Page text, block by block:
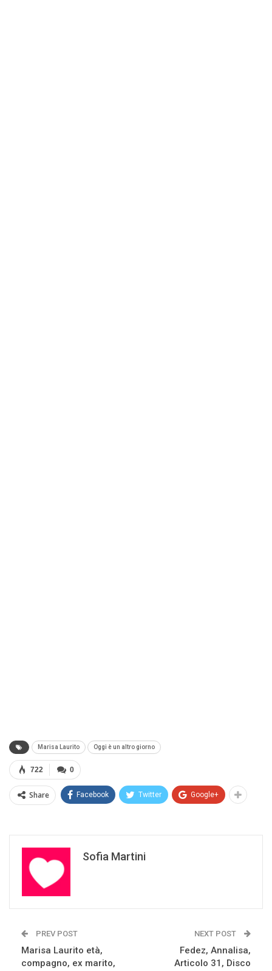
Marisa Laurito Oggi è un altro giorno
0
722
Share Facebook Twitter Google+
Sofia Martini
PREV POST
Marisa Laurito età,
compagno, ex marito,
NEXT POST
Fedez, Annalisa,
Articolo 31, Disco